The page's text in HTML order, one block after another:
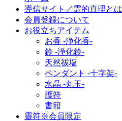
導信サイト／霊的真理とは
会員登録について
お役立ちアイテム
お香 ‐浄化香‐
鈴 ‐浄化鈴‐
天然祓塩
ペンダント -十字架-
水晶 -丸玉-
護符
書籍
靈符※会員限定